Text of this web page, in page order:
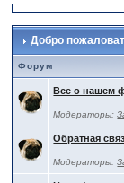
Добро
Форум
Все о нашем
Модераторы:
Обратная
Модераторы: